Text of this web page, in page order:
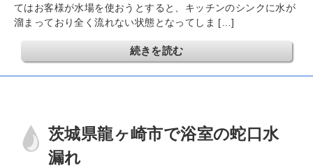
てはお客様が水場を使おうとすると、キッチンのシンクに水が
溜まっており全く流れない状態となってしま […]
続きを読む
茨城県龍ヶ崎市で浴室の蛇口水
漏れ